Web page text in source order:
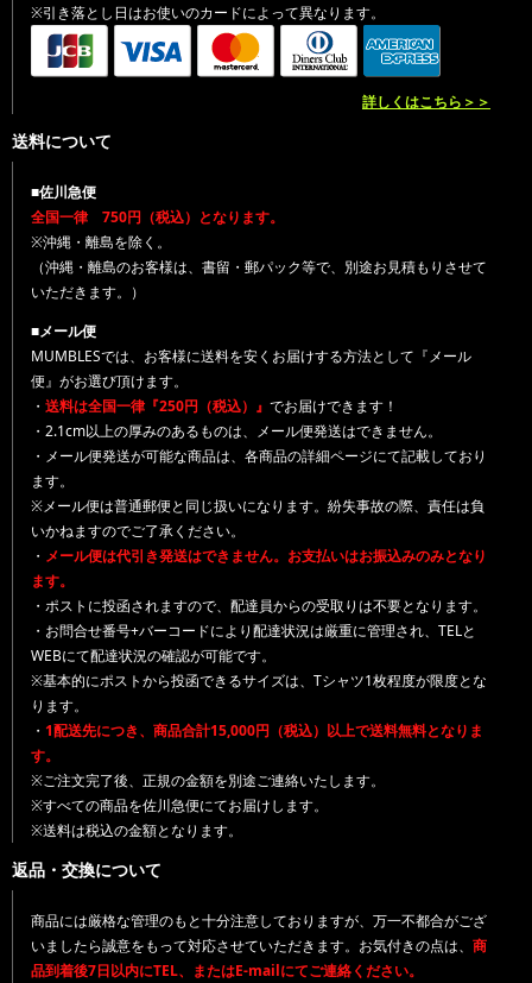
※引き落とし日はお使いのカードによって異なります。
詳しくはこちら＞＞
送料について
■佐川急便
全国一律 750円（税込）となります。
※沖縄・離島を除く。
（沖縄・離島のお客様は、書留・郵パック等で、別途お見積もりさせて
いただきます。）
■メール便
MUMBLESでは、お客様に送料を安くお届けする方法として『メール
便』がお選び頂けます。
・ 送料は全国一律『250円（税込）』 でお届けできます！
・2.1cm以上の厚みのあるものは、メール便発送はできません。
・メール便発送が可能な商品は、各商品の詳細ページにて記載しており
ます。
※メール便は普通郵便と同じ扱いになります。紛失事故の際、責任は負
いかねますのでご了承ください。
・ メール便は代引き発送はできません。お支払いはお振込みのみとなり
ます。
・ポストに投函されますので、配達員からの受取りは不要となります。
・お問合せ番号+バーコードにより配達状況は厳重に管理され、TELと
WEBにて配達状況の確認が可能です。
※基本的にポストから投函できるサイズは、Tシャツ1枚程度が限度とな
ります。
・ 1配送先につき、商品合計15,000円（税込）以上で送料無料となりま
す。
※ご注文完了後、正規の金額を別途ご連絡いたします。
※すべての商品を佐川急便にてお届けします。
※送料は税込の金額となります。
返品・交換について
商品には厳格な管理のもと十分注意しておりますが、万一不都合がござ
いましたら誠意をもって対応させていただきます。お気付きの点は、 商
品到着後7日以内にTEL、またはE-mailにてご連絡ください。